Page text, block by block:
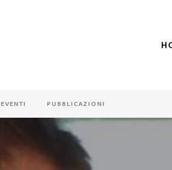
EVENTI PUBBLICAZIONI